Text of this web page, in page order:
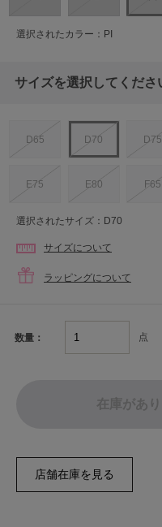
選択されたカラー：PI
サイズを選択してくださ
D65 D70 D75
E75 E80 F65
選択されたサイズ：D70
サイズについて
ラッピングについて
数量： 点
在庫があ